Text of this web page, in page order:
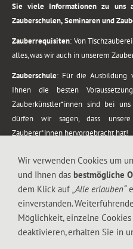
Sie viele Informationen zu uns
Zauberschulen, Seminaren und
Zauberrequisiten: Von
alles, was wir auch in unserem
Zauberschule: Für die Ausbildung
Ihnen die besten
Zauberkünstler*innen sind bei
dürfen wir sagen, dass
Zauberer*innen hervorgebracht hat!
vom Kinderprogramm bis zur
meiner Zauber-Sprech-Show,
gewürzt mit Gags und visuellen
Wir verwenden Cookies um
und Ihnen das bestmögliche
dem Klick auf „Alle erlauben“
einverstanden.
Möglichkeit, einzelne
deaktivieren, erhalten Sie in